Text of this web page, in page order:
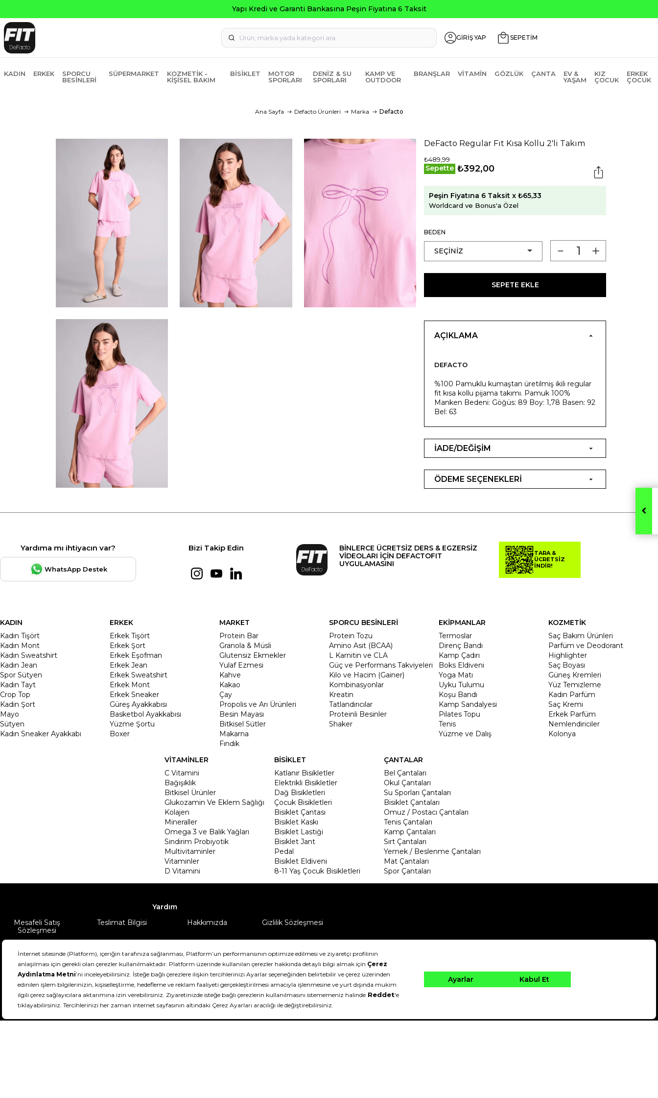
GİRİŞ YAP SEPETİM
KADIN ERKEK
SPORCU
BESINLERI
SÜPERMARKET
KOZMETIK -
KIŞISEL BAKIM
BISIKLET
MOTOR
SPORLARI
DENIZ & SU
SPORLARI
KAMP VE
OUTDOOR
BRANŞLAR VITAMIN GÖZLÜK ÇANTA
EV &
YAŞAM
KIZ
ÇOCUK
ERKEK
ÇOCUK
Ana Sayfa Defacto Ürünleri Marka Defacto
DeFacto Regular Fıt Kısa Kollu 2'li Takım
₺489,99
Sepette ₺392,00
Peşin Fiyatına 6 Taksit x ₺65,33
Worldcard ve Bonus'a Özel
BEDEN
SEPETE EKLE
AÇIKLAMA
DEFACTO
%100 Pamuklu kumaştan üretilmiş ikili regular
fit kısa kollu pijama takımı. Pamuk 100%
Manken Bedeni: Göğüs: 89 Boy: 1,78 Basen: 92
Bel: 63
İADE/DEĞİŞİM
ÖDEME SEÇENEKLERİ
Yardıma mı ihtiyacın var?
WhatsApp Destek
Bizi Takip Edin
BİNLERCE ÜCRETSİZ DERS & EGZERSİZ
VİDEOLARI İÇİN DEFACTOFIT
UYGULAMASINI
TARA &
ÜCRETSİZ
İNDİR!
KADIN
Kadın Tişört
Kadın Mont
Kadın Sweatshirt
Kadın Jean
Spor Sütyen
Kadın Tayt
Crop Top
Kadin Şort
Mayo
Sütyen
Kadın Sneaker Ayakkabı
ERKEK
Erkek Tişört
Erkek Şort
Erkek Eşofman
Erkek Jean
Erkek Sweatshirt
Erkek Mont
Erkek Sneaker
Güreş Ayakkabısı
Basketbol Ayakkabısı
Yüzme Şortu
Boxer
MARKET
Protein Bar
Granola & Müsli
Glutensiz Ekmekler
Yulaf Ezmesi
Kahve
Kakao
Çay
Propolis ve Arı Ürünleri
Besin Mayası
Bitkisel Sütler
Makarna
Fındık
SPORCU BESİNLERİ
Protein Tozu
Amino Asit (BCAA)
L Karnitin ve CLA
Güç ve Performans Takviyeleri
Kilo ve Hacim (Gainer)
Kombinasyonlar
Kreatin
Tatlandırıcılar
Proteinli Besinler
Shaker
EKİPMANLAR
Termoslar
Direnç Bandı
Kamp Çadırı
Boks Eldiveni
Yoga Matı
Uyku Tulumu
Koşu Bandı
Kamp Sandalyesi
Pilates Topu
Tenis
Yüzme ve Dalış
KOZMETİK
Saç Bakım Ürünleri
Parfüm ve Deodorant
Highlighter
Saç Boyası
Güneş Kremleri
Yüz Temizleme
Kadın Parfüm
Saç Kremi
Erkek Parfüm
Nemlendiriciler
Kolonya
VİTAMİNLER
C Vitamini
Bağışıklık
Bitkisel Ürünler
Glukozamin Ve Eklem Sağlığı
Kolajen
Mineraller
Omega 3 ve Balık Yağları
Sindirim Probiyotik
Multivitaminler
Vitaminler
D Vitamini
BİSİKLET
Katlanır Bisikletler
Elektrikli Bisikletler
Dağ Bisikletleri
Çocuk Bisikletleri
Bisiklet Çantası
Bisiklet Kaskı
Bisiklet Lastiği
Bisiklet Jant
Pedal
Bisiklet Eldiveni
8-11 Yaş Çocuk Bisikletleri
ÇANTALAR
Bel Çantaları
Okul Çantaları
Su Sporları Çantaları
Bisiklet Çantaları
Omuz / Postacı Çantaları
Tenis Çantaları
Kamp Çantaları
Sırt Çantaları
Yemek / Beslenme Çantaları
Mat Çantaları
Spor Çantaları
Yardım
Mesafeli Satış
Sözleşmesi
Teslimat Bilgisi Hakkımızda Gizlilik Sözleşmesi
DeFactoFIT ©️ 2022-2026. Tüm hakları saklıdır.